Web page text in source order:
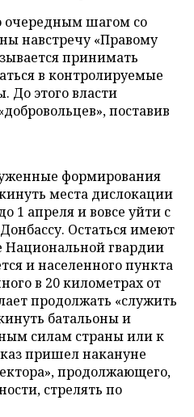
очередным шагом со
навстречу «Правому
принимать
в контролируемые
До этого власти
поставив
формирования
места дислокации
1 апреля и вовсе уйти с
Остаться имеют
Национальной гвардии
и населенного пункта
в 20 километрах от
продолжать «служить
батальоны и
силам страны или к
пришел накануне
продолжающего,
стрелять по